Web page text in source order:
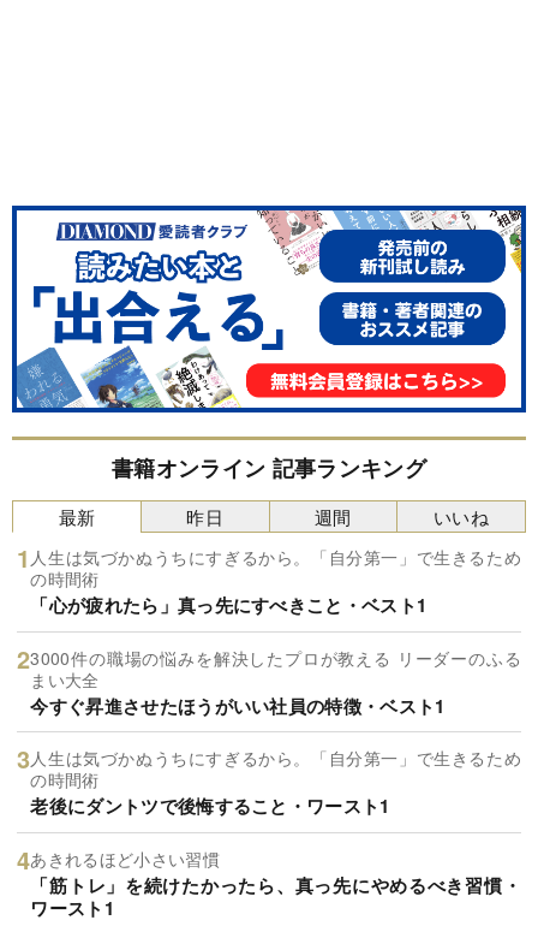
書籍オンライン 記事ランキング
最新
人生は気づかぬうちにすぎるから。「自分第一」で生きるため
の時間術
「心が疲れたら」真っ先にすべきこと・ベスト1
3000件の職場の悩みを解決したプロが教える リーダーのふる
まい大全
今すぐ昇進させたほうがいい社員の特徴・ベスト1
人生は気づかぬうちにすぎるから。「自分第一」で生きるため
の時間術
老後にダントツで後悔すること・ワースト1
あきれるほど小さい習慣
「筋トレ」を続けたかったら、真っ先にやめるべき習慣・
ワースト1
昨日 週間 いいね